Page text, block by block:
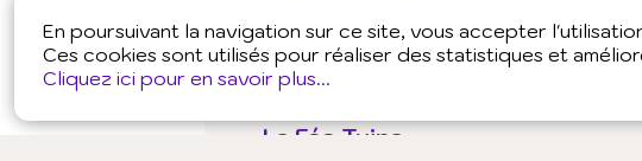
En poursuivant la navigation sur ce site, vous accepter
Ces cookies sont utilisés pour réaliser des statistiques et
Cliquez ici pour en savoir plus...
La Fée Tuina